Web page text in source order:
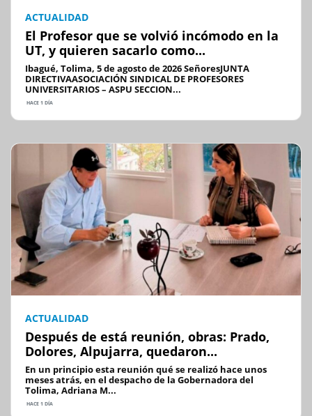
ACTUALIDAD
El Profesor que se volvió incómodo en la
UT, y quieren sacarlo como...
Ibagué, Tolima, 5 de agosto de 2026 SeñoresJUNTA
DIRECTIVAASOCIACIÓN SINDICAL DE PROFESORES
UNIVERSITARIOS – ASPU SECCION...
HACE 1 DÍA
ACTUALIDAD
Después de está reunión, obras: Prado,
Dolores, Alpujarra, quedaron...
En un principio esta reunión qué se realizó hace unos
meses atrás, en el despacho de la Gobernadora del
Tolima, Adriana M...
HACE 1 DÍA